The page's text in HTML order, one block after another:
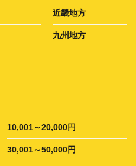
近畿地方
九州地方
10,001～20,000円
30,001～50,000円